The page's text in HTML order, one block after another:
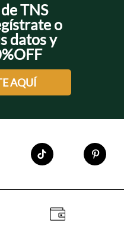
TNS
o
datos y
AQUÍ